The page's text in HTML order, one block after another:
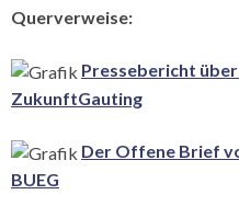
Querverweise:
Pressebericht
ZukunftGauting
Der Offene Brief
BUEG